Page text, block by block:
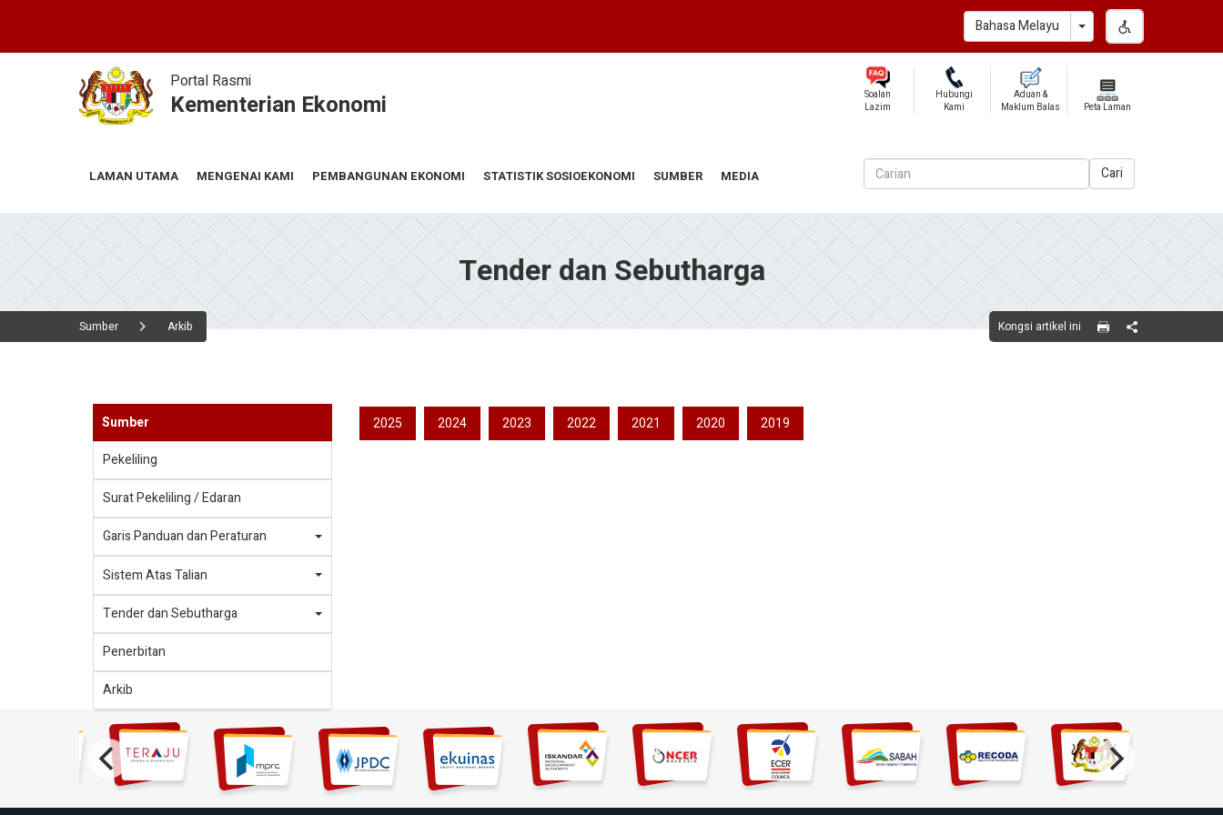
main
Bahasa Melayu Toggle Dropdown
Portal Rasmi
Kementerian Ekonomi
Soalan
Lazim
Hubungi
Kami
Aduan &
Maklum Balas
Peta Laman
LAMAN UTAMA MENGENAI KAMI PEMBANGUNAN EKONOMI STATISTIK SOSIOEKONOMI SUMBER MEDIA Cari
Tender dan Sebutharga
Sumber Arkib Kongsi artikel ini
Share
Sumber
Pekeliling
Surat Pekeliling / Edaran
Garis Panduan dan Peraturan
Sistem Atas Talian
Tender dan Sebutharga
Penerbitan
Arkib
2025 2024 2023 2022 2021 2020 2019